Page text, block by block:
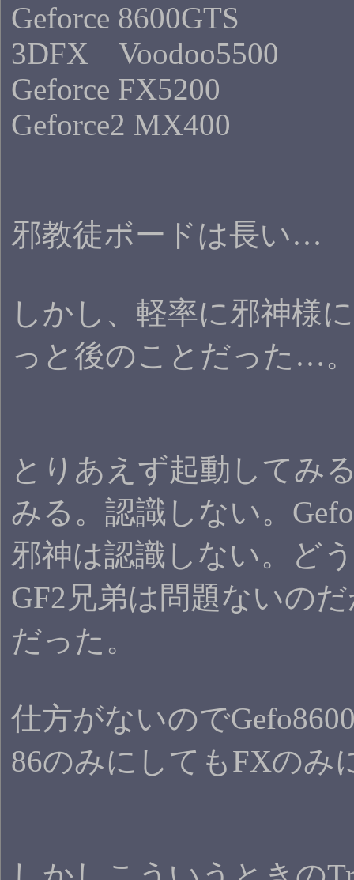
Geforce 8600GTS
3DFX Voodoo5500
Geforce FX5200
Geforce2 MX400
邪教徒ボードは長い…
しかし、軽率に邪神様
っと後のことだった…
とりあえず起動してみ
みる。認識しない。
邪神は認識しない。ど
GF2兄弟は問題ないの
だった。
仕方がないので
86のみにしてもFXのみ